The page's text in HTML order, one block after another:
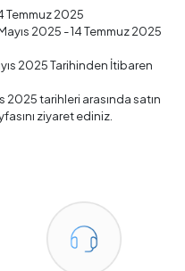
Temmuz 2025
2025 - 14 Temmuz 2025
2025 Tarihinden İtibaren
2025 tarihleri arasında satın
ziyaret ediniz.